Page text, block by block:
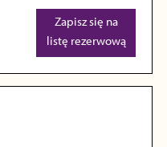
Zapisz się na
listę rezerwową